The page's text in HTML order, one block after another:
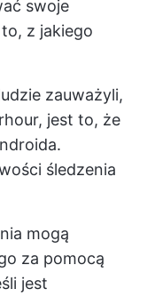
swoje
z jakiego
zauważyli,
jest to, że
śledzenia
mogą
za pomocą
jest